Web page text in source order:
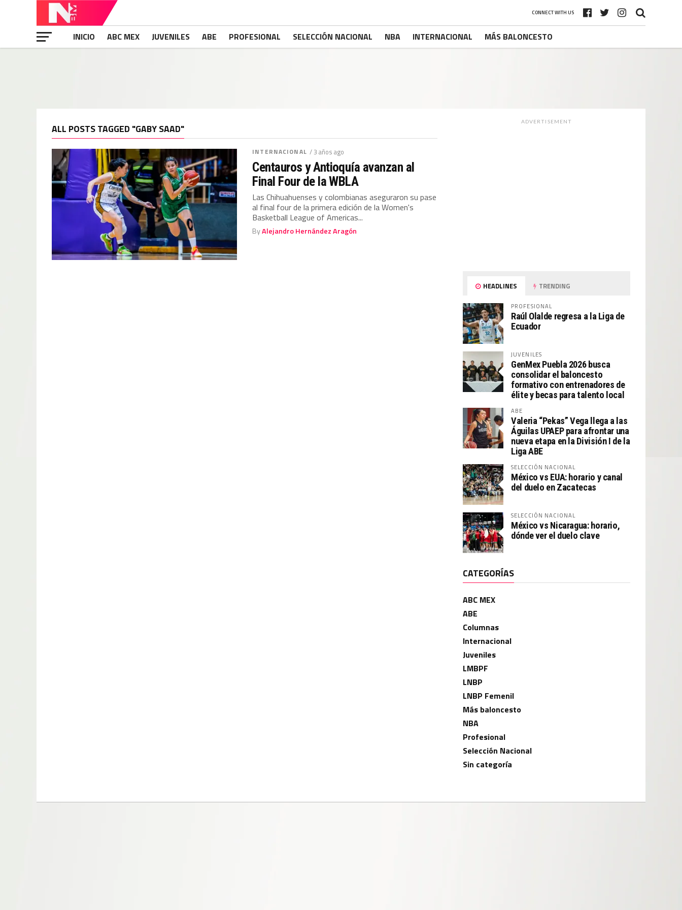
CONNECT WITH US
INICIO ABC MEX JUVENILES ABE PROFESIONAL SELECCIÓN NACIONAL NBA INTERNACIONAL MÁS BALONCESTO
ALL POSTS TAGGED "GABY SAAD"
INTERNACIONAL / 3 años ago
Centauros y Antioquía avanzan al
Final Four de la WBLA
Las Chihuahuenses y colombianas aseguraron su pase
al final four de la primera edición de la Women's
Basketball League of Americas...
ByAlejandro Hernández Aragón
ADVERTISEMENT
HEADLINES TRENDING
PROFESIONAL
Raúl Olalde regresa a la Liga de
Ecuador
JUVENILES
GenMex Puebla 2026 busca
consolidar el baloncesto
formativo con entrenadores de
élite y becas para talento local
ABE
Valeria “Pekas” Vega llega a las
Águilas UPAEP para afrontar una
nueva etapa en la División I de la
Liga ABE
SELECCIÓN NACIONAL
México vs EUA: horario y canal
del duelo en Zacatecas
SELECCIÓN NACIONAL
México vs Nicaragua: horario,
dónde ver el duelo clave
CATEGORÍAS
ABC MEX
ABE
Columnas
Internacional
Juveniles
LMBPF
LNBP
LNBP Femenil
Más baloncesto
NBA
Profesional
Selección Nacional
Sin categoría